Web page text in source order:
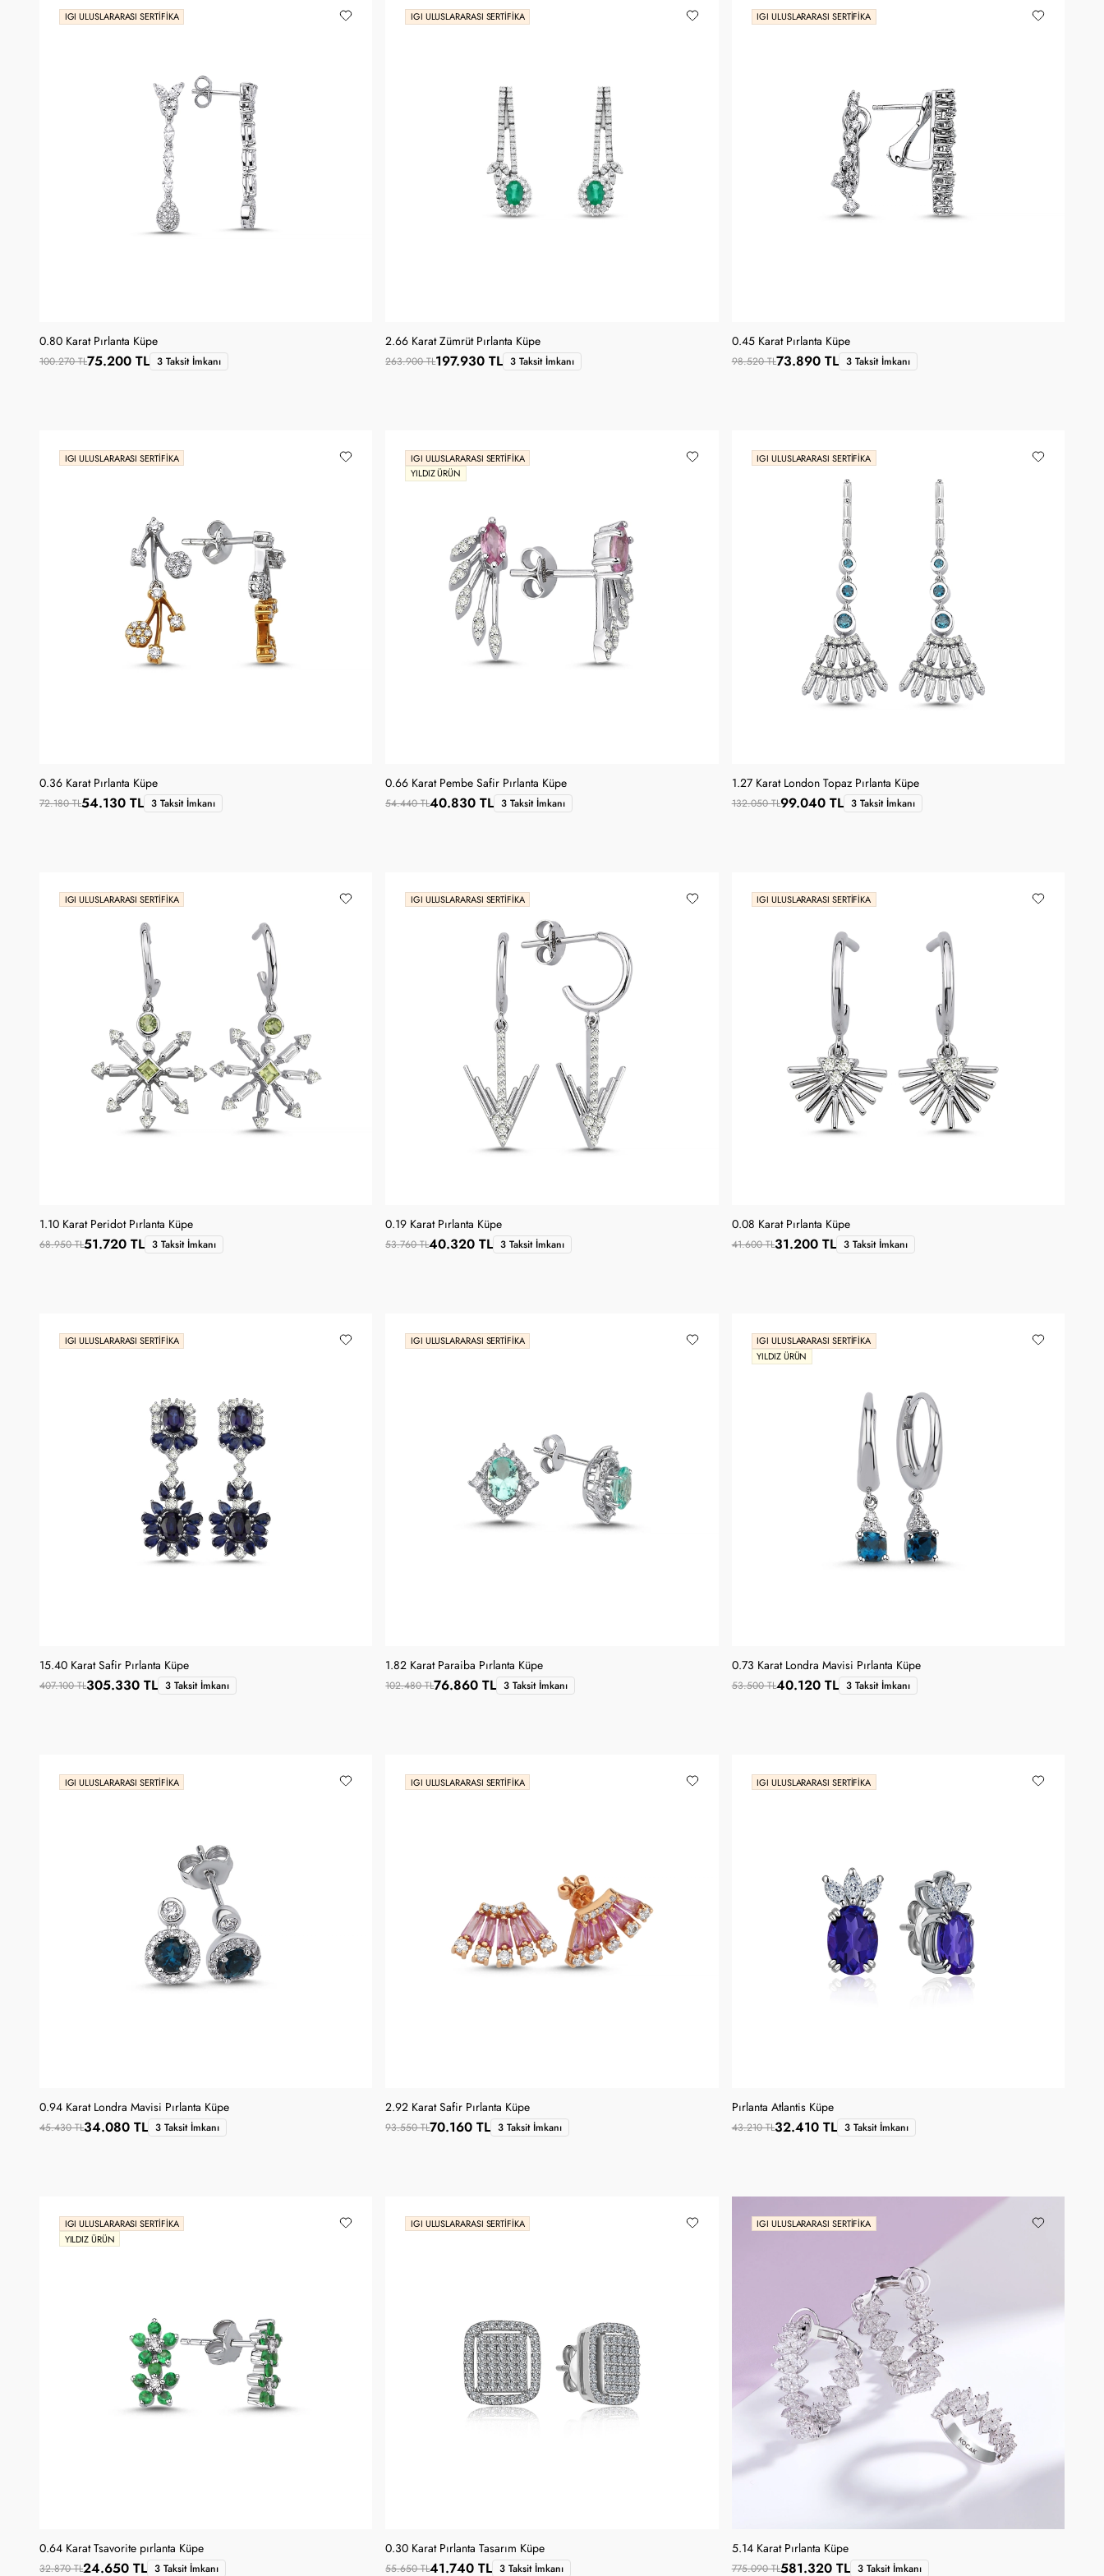
IGI ULUSLARARASI SERTIFIKA
0.80 Karat Pırlanta Küpe
100.270 TL75.200 TL 3 Taksit İmkanı
IGI ULUSLARARASI SERTIFIKA
2.66 Karat Zümrüt Pırlanta Küpe
263.900 TL197.930 TL 3 Taksit İmkanı
IGI ULUSLARARASI SERTIFIKA
0.45 Karat Pırlanta Küpe
98.520 TL73.890 TL 3 Taksit İmkanı
IGI ULUSLARARASI SERTIFIKA
0.36 Karat Pırlanta Küpe
72.180 TL54.130 TL 3 Taksit İmkanı
IGI ULUSLARARASI SERTIFIKA
YILDIZ ÜRÜN
0.66 Karat Pembe Safir Pırlanta Küpe
54.440 TL40.830 TL 3 Taksit İmkanı
IGI ULUSLARARASI SERTIFIKA
1.27 Karat London Topaz Pırlanta Küpe
132.050 TL99.040 TL 3 Taksit İmkanı
IGI ULUSLARARASI SERTIFIKA
1.10 Karat Peridot Pırlanta Küpe
68.950 TL51.720 TL 3 Taksit İmkanı
IGI ULUSLARARASI SERTIFIKA
0.19 Karat Pırlanta Küpe
53.760 TL40.320 TL 3 Taksit İmkanı
IGI ULUSLARARASI SERTIFIKA
0.08 Karat Pırlanta Küpe
41.600 TL31.200 TL 3 Taksit İmkanı
IGI ULUSLARARASI SERTIFIKA
15.40 Karat Safir Pırlanta Küpe
407.100 TL305.330 TL 3 Taksit İmkanı
IGI ULUSLARARASI SERTIFIKA
1.82 Karat Paraiba Pırlanta Küpe
102.480 TL76.860 TL 3 Taksit İmkanı
IGI ULUSLARARASI SERTIFIKA
YILDIZ ÜRÜN
0.73 Karat Londra Mavisi Pırlanta Küpe
53.500 TL40.120 TL 3 Taksit İmkanı
IGI ULUSLARARASI SERTIFIKA
0.94 Karat Londra Mavisi Pırlanta Küpe
45.430 TL34.080 TL 3 Taksit İmkanı
IGI ULUSLARARASI SERTIFIKA
2.92 Karat Safir Pırlanta Küpe
93.550 TL70.160 TL 3 Taksit İmkanı
IGI ULUSLARARASI SERTIFIKA
Pırlanta Atlantis Küpe
43.210 TL32.410 TL 3 Taksit İmkanı
IGI ULUSLARARASI SERTIFIKA
YILDIZ ÜRÜN
0.64 Karat Tsavorite pırlanta Küpe
32.870 TL24.650 TL 3 Taksit İmkanı
IGI ULUSLARARASI SERTIFIKA
0.30 Karat Pırlanta Tasarım Küpe
55.650 TL41.740 TL 3 Taksit İmkanı
IGI ULUSLARARASI SERTIFIKA
5.14 Karat Pırlanta Küpe
775.090 TL581.320 TL 3 Taksit İmkanı